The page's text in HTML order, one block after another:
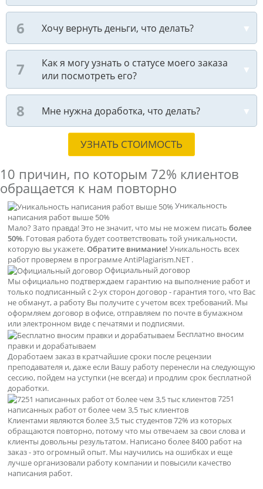
Хочу вернуть деньги, что делать?
Как я могу узнать о статусе моего заказа
или посмотреть его?
Мне нужна доработка, что делать?
УЗНАТЬ СТОИМОСТЬ
10 причин, по которым 72% клиентов
обращается к нам повторно
Уникальность
написания работ выше 50%
Мало? Зато правда! Это не значит, что мы не можем писать более
50%. Готовая работа будет соответствовать той уникальности,
которую вы укажете.Обратите внимание! Уникальность всех
работ проверяем в программе AntiPlagiarism.NET .
Официальный договор
Мы официально подтверждаем гарантию на выполнение работ и
только подписанный с 2-ух сторон договор - гарантия того, что Вас
не обманут, а работу Вы получите с учетом всех требований. Мы
оформляем договор в офисе, отправляем по почте в бумажном
или электронном виде с печатями и подписями.
Бесплатно вносим
правки и дорабатываем
Доработаем заказ в кратчайшие сроки после рецензии
преподавателя и, даже если Вашу работу перенесли на следующую
сессию, пойдем на уступки (не всегда) и продлим срок бесплатной
доработки.
7251
написанных работ от более чем 3,5 тыс клиентов
Клиентами являются более 3,5 тыс студентов 72% из которых
обращаются повторно, потому что мы отвечаем за свои слова и
клиенты довольны результатом. Написано более 8400 работ на
заказ - это огромный опыт. Мы научились на ошибках и еще
лучше организовали работу компании и повысили качество
написания работ.